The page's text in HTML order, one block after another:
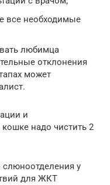
все необходимые
любимца
отклонения
может
и
надо чистить 2
у
для ЖКТ